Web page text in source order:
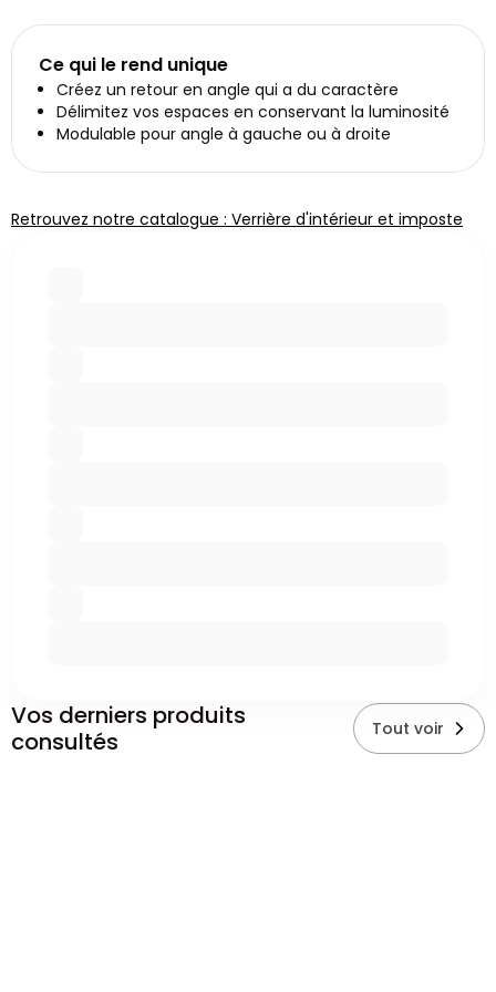
Ce qui le rend unique
Créez un retour en angle qui a du caractère
Délimitez vos espaces en conservant la luminosité
Modulable pour angle à gauche ou à droite
Retrouvez notre catalogue : Verrière d'intérieur et imposte
Vos derniers produits
consultés
Tout voir